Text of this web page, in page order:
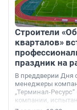
Строители
кварталов»
праздник на
В преддверии Дня
менеджеры
„Терминал-
компании,
осторожного